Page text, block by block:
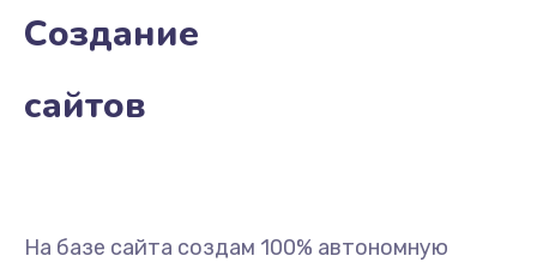
Создание
сайтов
На базе сайта создам 100% автономную